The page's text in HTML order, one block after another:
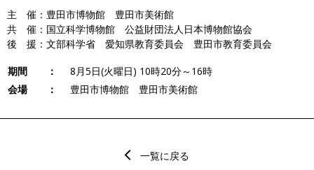
主 催：豊田市博物館 豊田市美術館
共 催：国立科学博物館 公益財団法人日本博物館協会
後 援：文部科学省 愛知県教育委員会 豊田市教育委員会
期間 ：
8月5日(火曜日) 10時20分～16時
会場 ：
豊田市博物館 豊田市美術館
一覧に戻る